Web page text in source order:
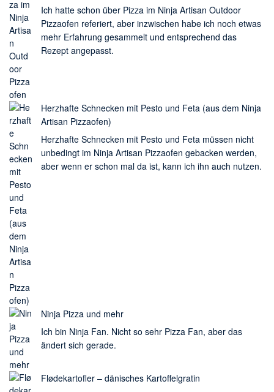
Ich hatte schon über Pizza im Ninja Artisan Outdoor
Pizzaofen referiert, aber inzwischen habe ich noch etwas
mehr Erfahrung gesammelt und entsprechend das
Rezept angepasst.
Herzhafte Schnecken mit Pesto und Feta (aus dem Ninja
Artisan Pizzaofen)
Herzhafte Schnecken mit Pesto und Feta müssen nicht
unbedingt im Ninja Artisan Pizzaofen gebacken werden,
aber wenn er schon mal da ist, kann ich ihn auch nutzen.
Ninja Pizza und mehr
Ich bin Ninja Fan. Nicht so sehr Pizza Fan, aber das
ändert sich gerade.
Flødekartofler – dänisches Kartoffelgratin